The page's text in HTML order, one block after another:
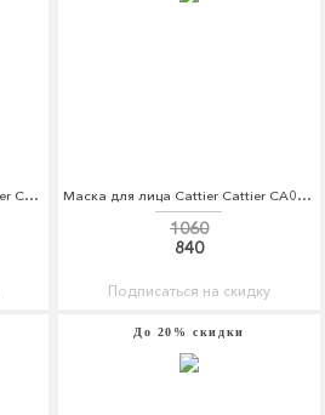
Масло массажное Cattier Cattier CA061LWFLK90 Маска для лица Cattier Cattier CA061LWFLK76
1060
840
Подписаться на скидку
До 20% скидки